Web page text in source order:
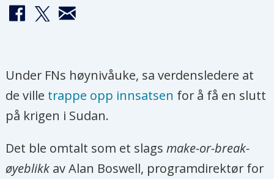
Under FNs høynivåuke, sa verdensledere at
de ville trappe opp innsatsen for å få en slutt
på krigen i Sudan.
Det ble omtalt som et slagsmake-or-break-
øyeblikk av Alan Boswell, programdirektør for